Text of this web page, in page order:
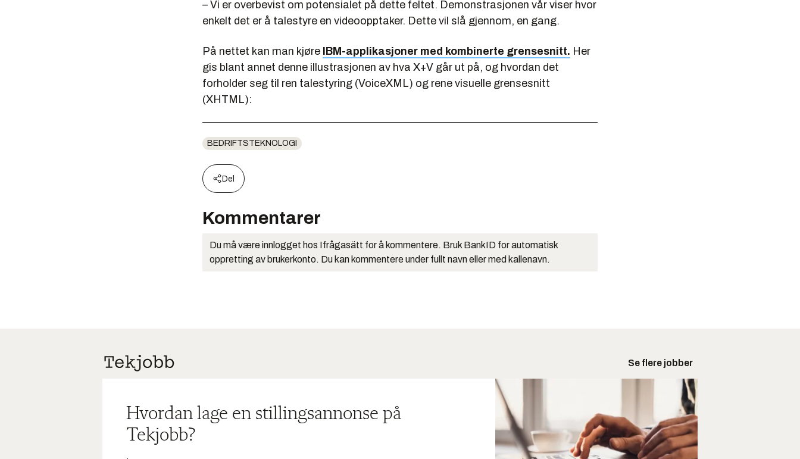
– Vi er overbevist om potensialet på dette feltet. Demonstrasjonen vår viser hvor
enkelt det er å talestyre en videoopptaker. Dette vil slå gjennom, en gang.
På nettet kan man kjøre IBM-applikasjoner med kombinerte grensesnitt. Her
gis blant annet denne illustrasjonen av hva X+V går ut på, og hvordan det
forholder seg til ren talestyring (VoiceXML) og rene visuelle grensesnitt
(XHTML):
BEDRIFTSTEKNOLOGI
Del
Kommentarer
Du må være innlogget hos Ifrågasätt for å kommentere. Bruk BankID for automatisk
oppretting av brukerkonto. Du kan kommentere under fullt navn eller med kallenavn.
Se flere jobber
Hvordan lage en stillingsannonse på
Tekjobb?